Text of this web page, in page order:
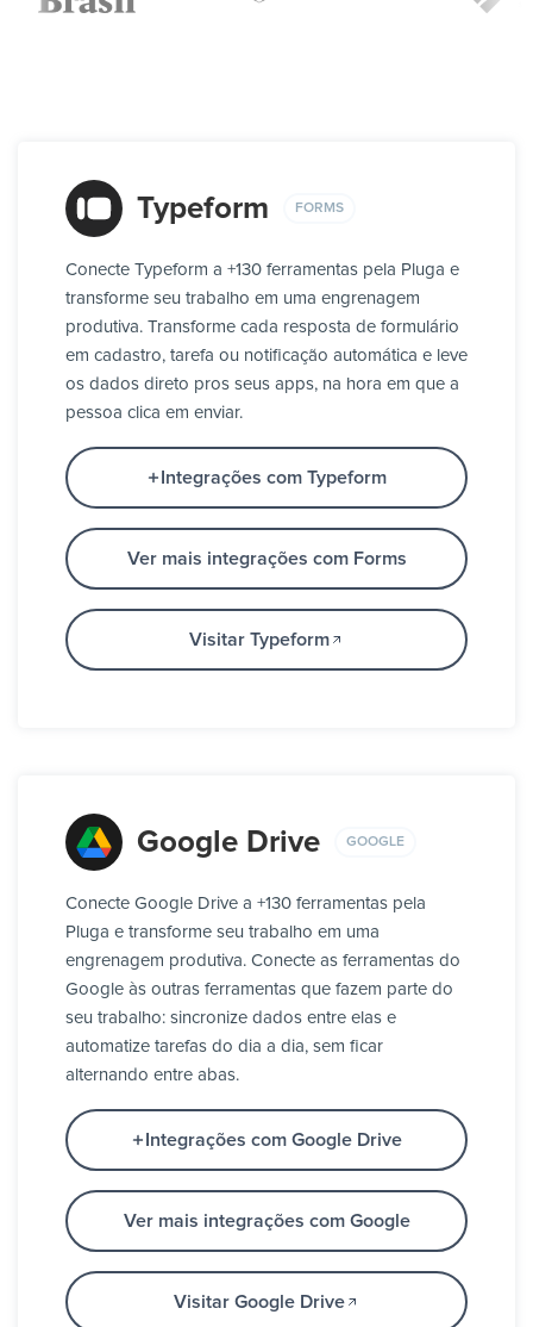
Typeform FORMS
Conecte Typeform a +130 ferramentas pela Pluga e
transforme seu trabalho em uma engrenagem
produtiva. Transforme cada resposta de formulário
em cadastro, tarefa ou notificação automática e leve
os dados direto pros seus apps, na hora em que a
pessoa clica em enviar.
Integrações com Typeform
Ver mais integrações com Forms
Visitar Typeform
Google Drive GOOGLE
Conecte Google Drive a +130 ferramentas pela
Pluga e transforme seu trabalho em uma
engrenagem produtiva. Conecte as ferramentas do
Google às outras ferramentas que fazem parte do
seu trabalho: sincronize dados entre elas e
automatize tarefas do dia a dia, sem ficar
alternando entre abas.
Integrações com Google Drive
Ver mais integrações com Google
Visitar Google Drive